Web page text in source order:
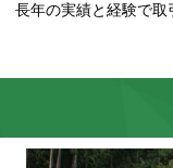
長年の実績と経験で取